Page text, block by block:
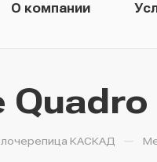
О компании
КАСКАД —